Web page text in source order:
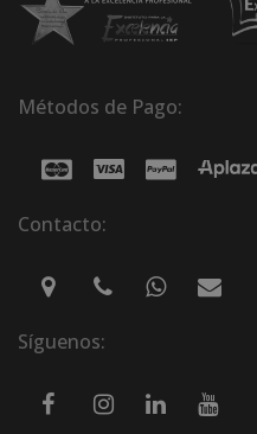
Métodos de Pago:
Contacto:
Síguenos: